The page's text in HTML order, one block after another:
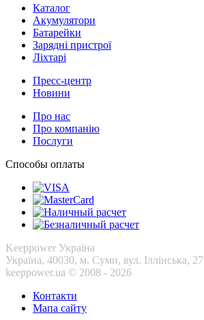
Каталог
Акумулятори
Батарейки
Зарядні пристрої
Ліхтарі
Пресс-центр
Новини
Про нас
Про компанію
Послуги
Способы оплаты
Keeppower Україна
Україна, 40030, м. Суми, вул. Іллінська, 27
keeppower.ua © 2008 - 2026
Контакти
Мапа сайту